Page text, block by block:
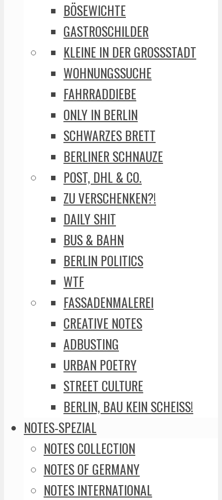
BÖSEWICHTE
GASTROSCHILDER
KLEINE IN DER GROSSSTADT
WOHNUNGSSUCHE
FAHRRADDIEBE
ONLY IN BERLIN
SCHWARZES BRETT
BERLINER SCHNAUZE
POST, DHL & CO.
ZU VERSCHENKEN?!
DAILY SHIT
BUS & BAHN
BERLIN POLITICS
WTF
FASSADENMALEREI
CREATIVE NOTES
ADBUSTING
URBAN POETRY
STREET CULTURE
BERLIN, BAU KEIN SCHEISS!
NOTES-SPEZIAL
NOTES COLLECTION
NOTES OF GERMANY
NOTES INTERNATIONAL